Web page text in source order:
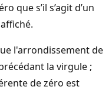
que s’il s’agit d’un
l'arrondissement de
la virgule ;
de zéro est